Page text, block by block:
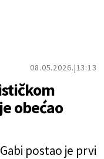
08.05.2026. 13:13
obećao
postao je prvi